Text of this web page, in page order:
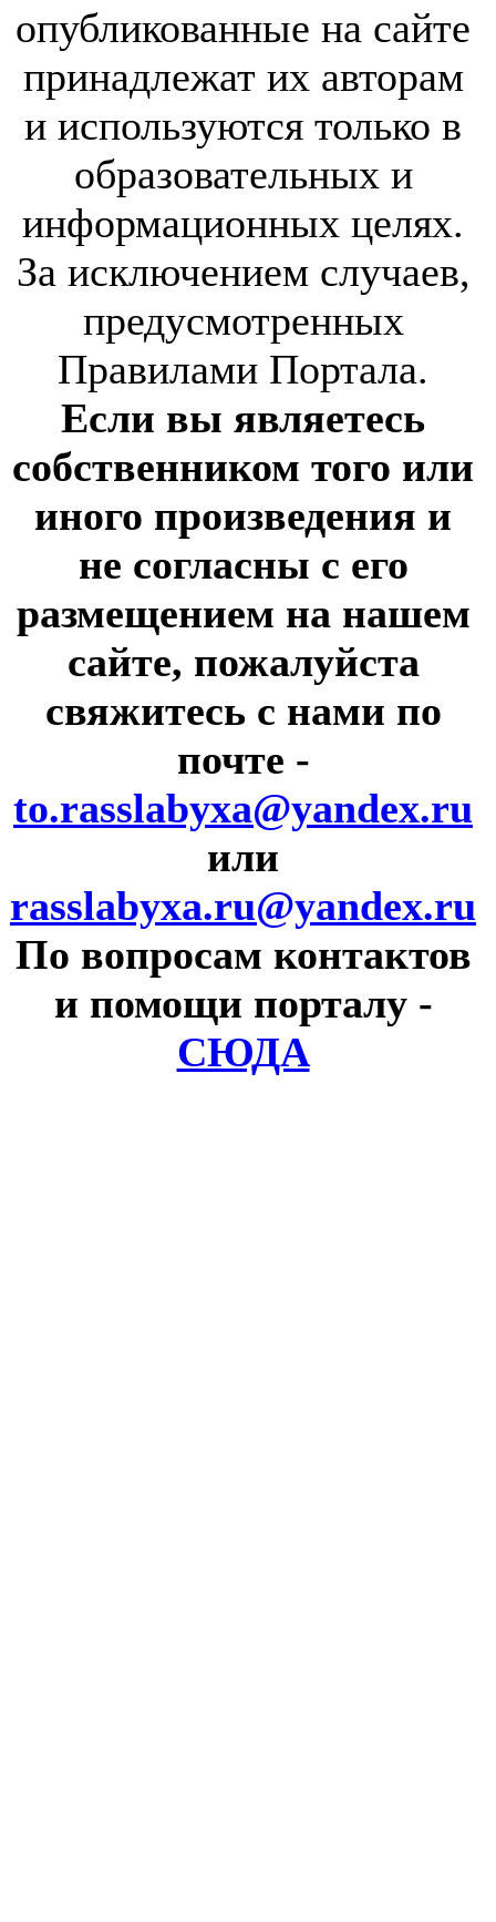
опубликованные на сайте
принадлежат их авторам
и используются только в
образовательных и
информационных целях.
За исключением случаев,
предусмотренных
Правилами Портала.
Если вы являетесь
собственником того или
иного произведения и
не согласны с его
размещением на нашем
сайте, пожалуйста
свяжитесь с нами по
почте -
to.rasslabyxa@yandex.ru
или
rasslabyxa.ru@yandex.ru
По вопросам контактов
и помощи порталу -
СЮДА